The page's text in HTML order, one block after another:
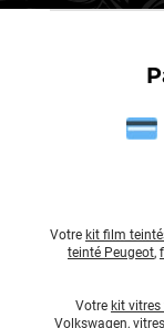
Votre kit film
teinté Peugeot,
Votre kit vitres
Volkswagen,